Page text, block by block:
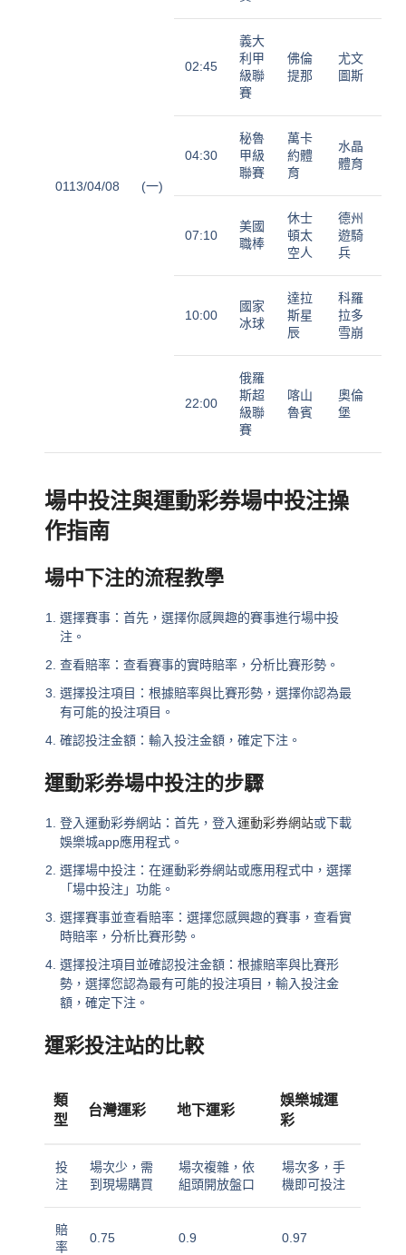
0113/04/08 (一)
02:45
義大
利甲
級聯
賽
佛倫
提那
尤文
圖斯
04:30
秘魯
甲級
聯賽
萬卡
約體
育
水晶
體育
07:10
美國
職棒
休士
頓太
空人
德州
遊騎
兵
10:00
國家
冰球
達拉
斯星
辰
科羅
拉多
雪崩
22:00
俄羅
斯超
級聯
賽
喀山
魯賓
奧倫
堡
場中投注與運動彩券場中投注操
作指南
場中下注的流程教學
選擇賽事：首先，選擇你感興趣的賽事進行場中投
注。
查看賠率：查看賽事的實時賠率，分析比賽形勢。
選擇投注項目：根據賠率與比賽形勢，選擇你認為最
有可能的投注項目。
確認投注金額：輸入投注金額，確定下注。
運動彩券場中投注的步驟
登入運動彩券網站：首先，登入運動彩券網站或下載
娛樂城app應用程式。
選擇場中投注：在運動彩券網站或應用程式中，選擇
「場中投注」功能。
選擇賽事並查看賠率：選擇您感興趣的賽事，查看實
時賠率，分析比賽形勢。
選擇投注項目並確認投注金額：根據賠率與比賽形
勢，選擇您認為最有可能的投注項目，輸入投注金
額，確定下注。
運彩投注站的比較
類
型
台灣運彩 地下運彩
娛樂城運
彩
投
注
場次少，需
到現場購買
場次複雜，依
組頭開放盤口
場次多，手
機即可投注
賠
率
0.75 0.9 0.97